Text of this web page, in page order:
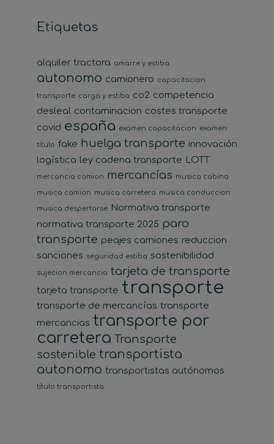
Etiquetas
alquiler tractora amarre y estiba
autonomo camionero capacitacion
transporte carga y estiba co2 competencia
desleal contaminacion costes transporte
covid españa examen capacitacion examen
título fake huelga transporte innovación
logística ley cadena transporte LOTT
mercancia camion mercancías musica cabina
musica camion musica carretera musica conduccion
musica despertarse
Normativa transporte
normativa transporte 2025 paro
transporte peajes camiones reduccion
sanciones
seguridad estiba sostenibilidad
sujecion mercancia tarjeta de transporte
tarjeta transporte transporte
transporte de mercancías transporte
mercancias transporte por
carretera Transporte
sostenible transportista
autonomo transportistas autónomos
título transportista